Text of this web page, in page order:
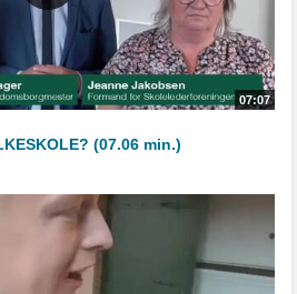
07:07
(07.06 min.)